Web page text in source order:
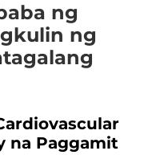
ng
ng
na Paggamit